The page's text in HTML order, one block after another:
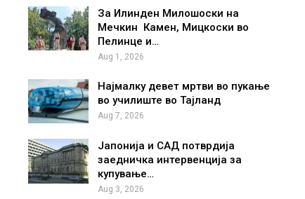
За Илинден Милошоски на
Мечкин Камен, Мицкоски во
Пелинце и…
Aug 1, 2026
Најмалку девет мртви во пукање
во училиште во Тајланд
Aug 7, 2026
Јапонија и САД потврдија
заедничка интервенција за
купување…
Aug 3, 2026